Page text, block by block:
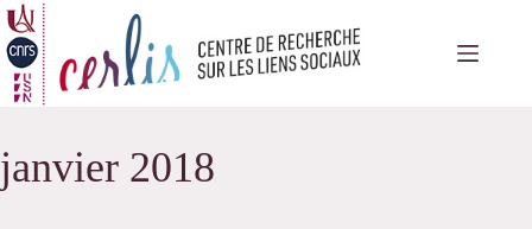
Passer
au
contenu
janvier 2018